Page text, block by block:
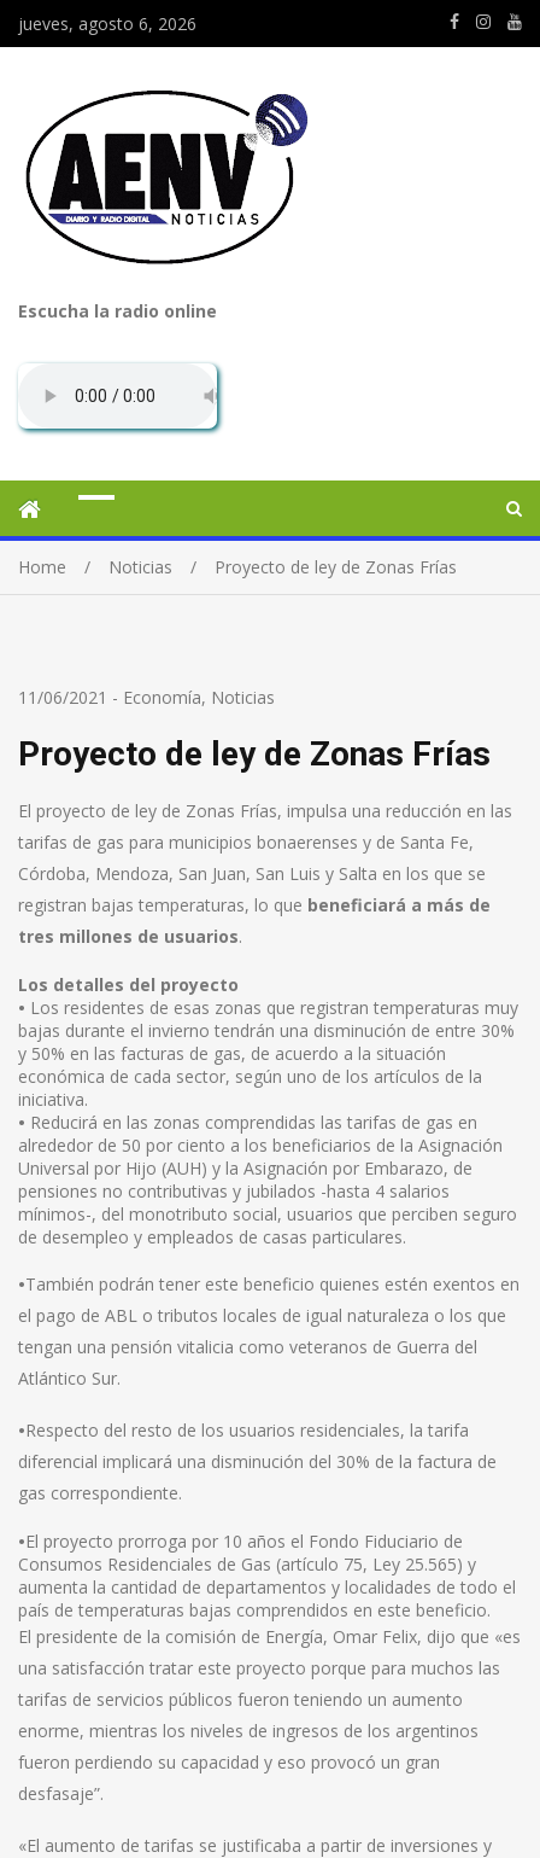
jueves, agosto 6, 2026
Escucha la radio online
Home Noticias Proyecto de ley de Zonas Frías
11/06/2021 - Economía, Noticias
Proyecto de ley de Zonas Frías
El proyecto de ley de Zonas Frías, impulsa una reducción en las
tarifas de gas para municipios bonaerenses y de Santa Fe,
Córdoba, Mendoza, San Juan, San Luis y Salta en los que se
registran bajas temperaturas, lo que beneficiará a más de
tres millones de usuarios.
Los detalles del proyecto
• Los residentes de esas zonas que registran temperaturas muy
bajas durante el invierno tendrán una disminución de entre 30%
y 50% en las facturas de gas, de acuerdo a la situación
económica de cada sector, según uno de los artículos de la
iniciativa.
• Reducirá en las zonas comprendidas las tarifas de gas en
alrededor de 50 por ciento a los beneficiarios de la Asignación
Universal por Hijo (AUH) y la Asignación por Embarazo, de
pensiones no contributivas y jubilados -hasta 4 salarios
mínimos-, del monotributo social, usuarios que perciben seguro
de desempleo y empleados de casas particulares.
•También podrán tener este beneficio quienes estén exentos en
el pago de ABL o tributos locales de igual naturaleza o los que
tengan una pensión vitalicia como veteranos de Guerra del
Atlántico Sur.
•Respecto del resto de los usuarios residenciales, la tarifa
diferencial implicará una disminución del 30% de la factura de
gas correspondiente.
•El proyecto prorroga por 10 años el Fondo Fiduciario de
Consumos Residenciales de Gas (artículo 75, Ley 25.565) y
aumenta la cantidad de departamentos y localidades de todo el
país de temperaturas bajas comprendidos en este beneficio.
El presidente de la comisión de Energía, Omar Felix, dijo que «es
una satisfacción tratar este proyecto porque para muchos las
tarifas de servicios públicos fueron teniendo un aumento
enorme, mientras los niveles de ingresos de los argentinos
fueron perdiendo ​su capacidad y eso provocó un gran
desfasaje”.
«El aumento de tarifas se justificaba a partir de inversiones y